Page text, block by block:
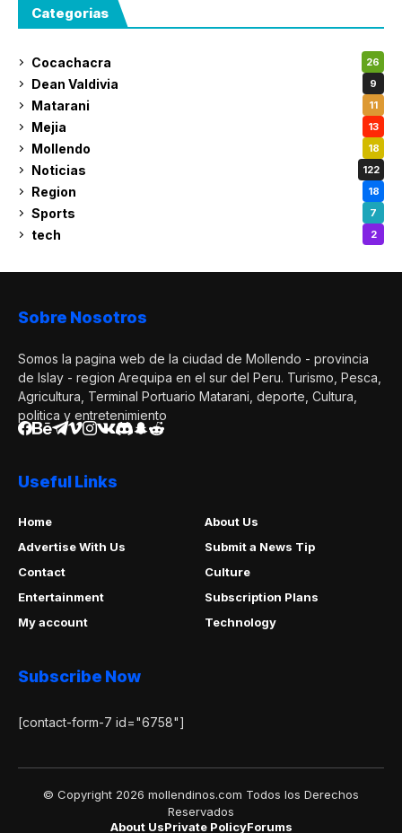
Categorias
Cocachacra 26
Dean Valdivia 9
Matarani 11
Mejia 13
Mollendo 18
Noticias 122
Region 18
Sports 7
tech 2
Sobre Nosotros
Somos la pagina web de la ciudad de Mollendo - provincia
de Islay - region Arequipa en el sur del Peru. Turismo, Pesca,
Agricultura, Terminal Portuario Matarani, deporte, Cultura,
politica y entretenimiento
Useful Links
Home
About Us
Advertise With Us
Submit a News Tip
Contact
Culture
Entertainment
Subscription Plans
My account
Technology
Subscribe Now
[contact-form-7 id="6758"]
© Copyright 2026 mollendinos.com Todos los Derechos
Reservados
About UsPrivate PolicyForums